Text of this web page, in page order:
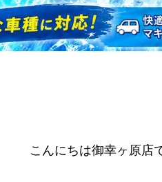
こんにちは御幸ヶ原店